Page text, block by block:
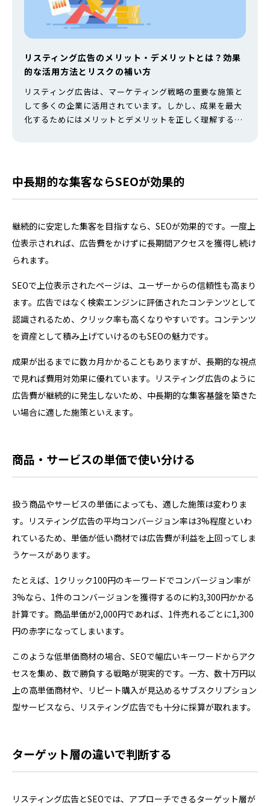
リスティング広告のメリット・デメリットとは？効果
的な活用方法とリスクの補い方
リスティング広告は、マーケティング戦略の重要な施策と
して多くの企業に活用されています。しかし、成果を最大
化するためにはメリットとデメリットを正しく理解する必
いる方や、より高い成果を目指す方は、ぜひ参考にしてみ
てください。 -Web集客でお悩み…
中長期的な集客ならSEOが効果的
継続的に安定した集客を目指すなら、SEOが効果的です。一度上
位表示されれば、広告費をかけずに長期間アクセスを獲得し続け
られます。
SEOで上位表示されたページは、ユーザーからの信頼性も高まり
ます。広告ではなく検索エンジンに評価されたコンテンツとして
認識されるため、クリック率も高くなりやすいです。コンテンツ
を資産として積み上げていけるのもSEOの魅力です。
成果が出るまでに数カ月かかることもありますが、長期的な視点
で見れば費用対効果に優れています。リスティング広告のように
広告費が継続的に発生しないため、中長期的な集客基盤を築きた
い場合に適した施策といえます。
商品・サービスの単価で使い分ける
扱う商品やサービスの単価によっても、適した施策は変わりま
す。リスティング広告の平均コンバージョン率は3%程度といわ
れているため、単価が低い商材では広告費が利益を上回ってしま
うケースがあります。
たとえば、1クリック100円のキーワードでコンバージョン率が
3%なら、1件のコンバージョンを獲得するのに約3,300円かかる
計算です。商品単価が2,000円であれば、1件売れるごとに1,300
円の赤字になってしまいます。
このような低単価商材の場合、SEOで幅広いキーワードからアク
セスを集め、数で勝負する戦略が現実的です。一方、数十万円以
上の高単価商材や、リピート購入が見込めるサブスクリプション
型サービスなら、リスティング広告でも十分に採算が取れます。
ターゲット層の違いで判断する
リスティング広告とSEOでは、アプローチできるターゲット層が